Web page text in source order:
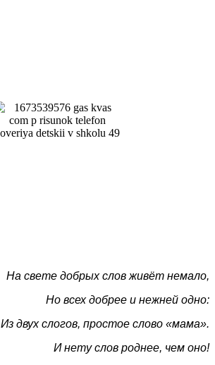
На свете добрых слов живёт немало,
Но всех добрее и нежней одно:
Из двух слогов, простое слово «мама».
И нету слов роднее, чем оно!